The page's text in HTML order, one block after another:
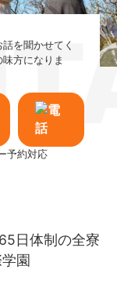
を聞かせてく
方になりま
予約対応